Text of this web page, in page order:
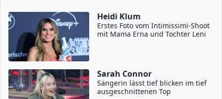
Heidi Klum
Erstes Foto vom Intimissimi-Shoot
mit Mama Erna und Tochter Leni
Sarah Connor
Sängerin lässt tief blicken im tief
ausgeschnittenen Top